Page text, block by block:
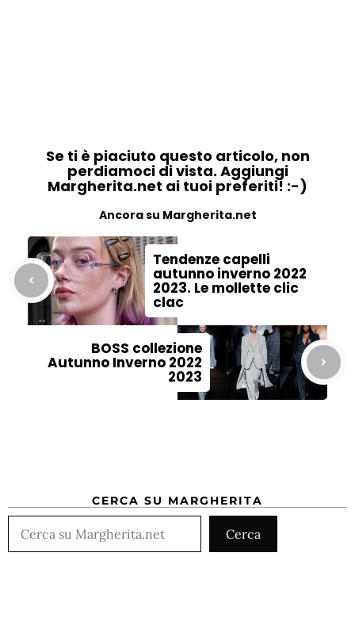
Se ti è piaciuto questo articolo, non
perdiamoci di vista. Aggiungi
Margherita.net ai tuoi preferiti! :-)
Ancora su Margherita.net
Tendenze capelli
autunno inverno 2022
2023. Le mollette clic
clac
BOSS collezione
Autunno Inverno 2022
2023
CERCA SU MARGHERITA
Cerca